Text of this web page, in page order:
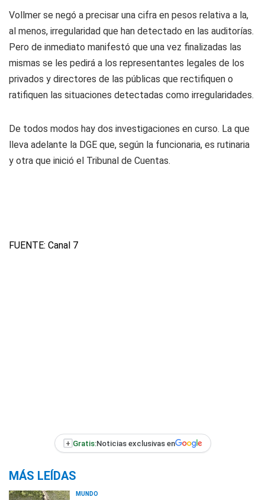
Vollmer se negó a precisar una cifra en pesos relativa a la,
al menos, irregularidad que han detectado en las auditorías.
Pero de inmediato manifestó que una vez finalizadas las
mismas se les pedirá a los representantes legales de los
privados y directores de las públicas que rectifiquen o
ratifiquen las situaciones detectadas como irregularidades.
De todos modos hay dos investigaciones en curso. La que
lleva adelante la DGE que, según la funcionaria, es rutinaria
y otra que inició el Tribunal de Cuentas.
FUENTE: Canal 7
+ Gratis:Noticias exclusivas en
MÁS LEÍDAS
MUNDO